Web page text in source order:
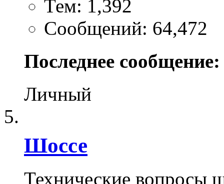
Тем: 1,392
Сообщений: 64,472
Последнее сообщение:
Личный
Шоссе
Технические вопросы